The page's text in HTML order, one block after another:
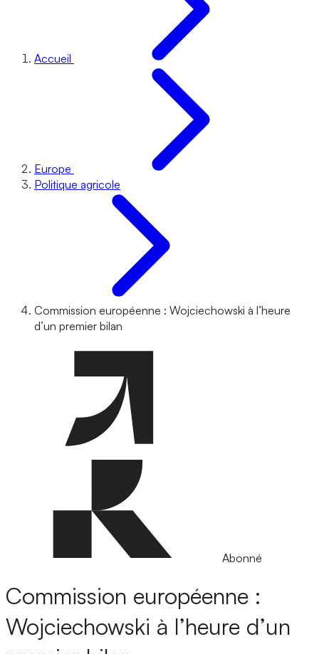
Accueil
Europe
Politique agricole
Commission européenne : Wojciechowski à l’heure
d’un premier bilan
Abonné
Commission européenne :
Wojciechowski à l’heure d’un